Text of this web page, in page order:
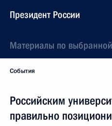
Президент России
Материалы по
События
Российским
правильно